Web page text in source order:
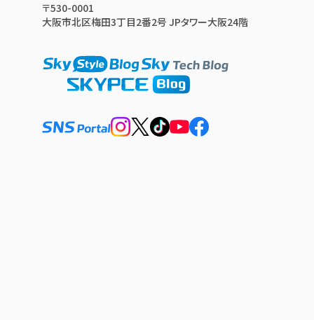
〒530-0001
大阪市北区梅田3丁目2番2号 JPタワー大阪24階